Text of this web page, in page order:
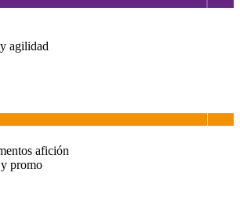
agilidad
afición
promo